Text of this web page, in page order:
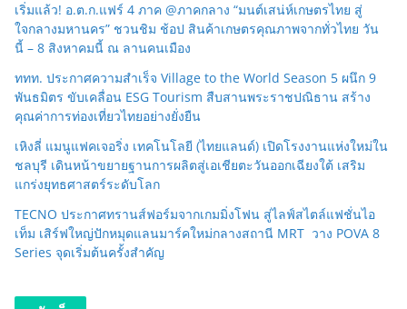
เริ่มแล้ว! อ.ต.ก.แฟร์ 4 ภาค @ภาคกลาง “มนต์เสน่ห์เกษตรไทย สู่
ใจกลางมหานคร” ชวนชิม ช้อป สินค้าเกษตรคุณภาพจากทั่วไทย วัน
นี้ – 8 สิงหาคมนี้ ณ ลานคนเมือง
ททท. ประกาศความสำเร็จ Village to the World Season 5 ผนึก 9
พันธมิตร ขับเคลื่อน ESG Tourism สืบสานพระราชปณิธาน สร้าง
คุณค่าการท่องเที่ยวไทยอย่างยั่งยืน
เหิงลี่ แมนูแฟคเจอริ่ง เทคโนโลยี (ไทยแลนด์) เปิดโรงงานแห่งใหม่ใน
ชลบุรี เดินหน้าขยายฐานการผลิตสู่เอเชียตะวันออกเฉียงใต้ เสริม
แกร่งยุทธศาสตร์ระดับโลก
TECNO ประกาศทรานส์ฟอร์มจากเกมมิ่งโฟน สู่ไลฟ์สไตล์แฟชั่นไอ
เท็ม เสิร์ฟใหญ่ปักหมุดแลนมาร์คใหม่กลางสถานี MRT วาง POVA 8
Series จุดเริ่มต้นครั้งสำคัญ